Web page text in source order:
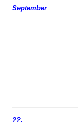
September
??.